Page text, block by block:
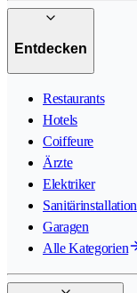
Entdecken
Restaurants
Hotels
Coiffeure
Ärzte
Elektriker
Sanitärinstallation
Garagen
Alle Kategorien